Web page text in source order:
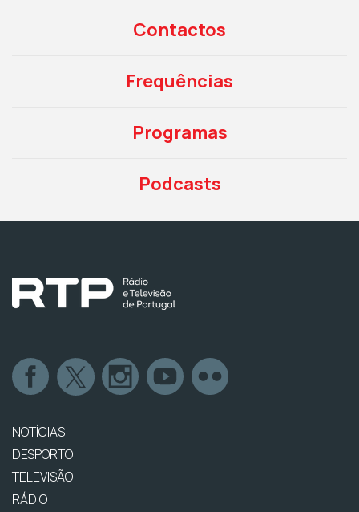
Contactos
Frequências
Programas
Podcasts
NOTÍCIAS
DESPORTO
TELEVISÃO
RÁDIO